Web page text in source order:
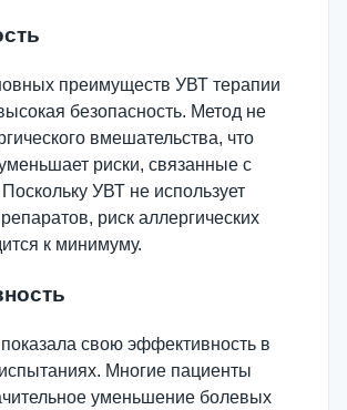
преимуществ УВТ терапии
безопасность. Метод не
вмешательства, что
риски, связанные с
УВТ не использует
риск аллергических
к минимуму.
свою эффективность в
Многие пациенты
уменьшение болевых